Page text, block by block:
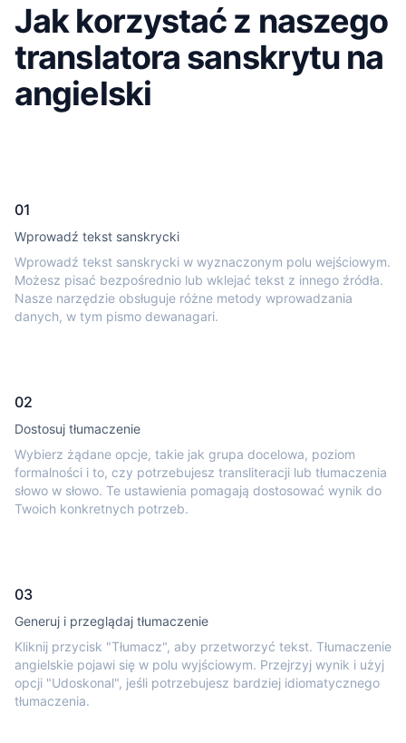
Jak korzystać z naszego
translatora sanskrytu na
angielski
01
Wprowadź tekst sanskrycki
Wprowadź tekst sanskrycki w wyznaczonym polu wejściowym.
Możesz pisać bezpośrednio lub wklejać tekst z innego źródła.
Nasze narzędzie obsługuje różne metody wprowadzania
danych, w tym pismo dewanagari.
02
Dostosuj tłumaczenie
Wybierz żądane opcje, takie jak grupa docelowa, poziom
formalności i to, czy potrzebujesz transliteracji lub tłumaczenia
słowo w słowo. Te ustawienia pomagają dostosować wynik do
Twoich konkretnych potrzeb.
03
Generuj i przeglądaj tłumaczenie
Kliknij przycisk "Tłumacz", aby przetworzyć tekst. Tłumaczenie
angielskie pojawi się w polu wyjściowym. Przejrzyj wynik i użyj
opcji "Udoskonal", jeśli potrzebujesz bardziej idiomatycznego
tłumaczenia.